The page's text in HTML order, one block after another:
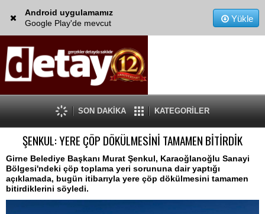
Android uygulamamız
Google Play'de mevcut
Yükle
SON DAKİKA KATEGORİLER
ŞENKUL: YERE ÇÖP DÖKÜLMESİNİ TAMAMEN BİTİRDİK
Girne Belediye Başkanı Murat Şenkul, Karaoğlanoğlu Sanayi
Bölgesi'ndeki çöp toplama yeri sorununa dair yaptığı
açıklamada, bugün itibarıyla yere çöp dökülmesini tamamen
bitirdiklerini söyledi.